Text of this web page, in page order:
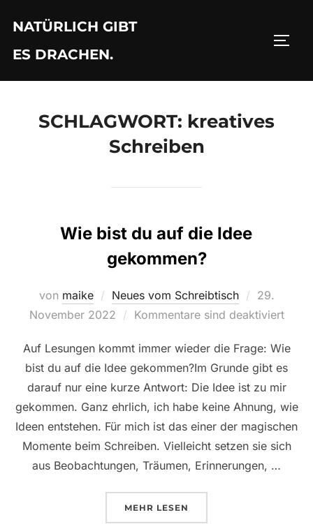
Inhalten
springen
NATÜRLICH GIBT
ES DRACHEN.
SCHLAGWORT: kreatives
Schreiben
Wie bist du auf die Idee
gekommen?
von maike Neues vom Schreibtisch
am
29.
November 2022
Kommentare sind deaktiviert
Auf Lesungen kommt immer wieder die Frage: Wie
bist du auf die Idee gekommen?Im Grunde gibt es
darauf nur eine kurze Antwort: Die Idee ist zu mir
gekommen. Ganz ehrlich, ich habe keine Ahnung, wie
Ideen entstehen. Für mich ist das einer der magischen
Momente beim Schreiben. Vielleicht setzen sie sich
aus Beobachtungen, Träumen, Erinnerungen, …
MEHR ÜBER „WIE BIST DU AUF DIE
LESEN